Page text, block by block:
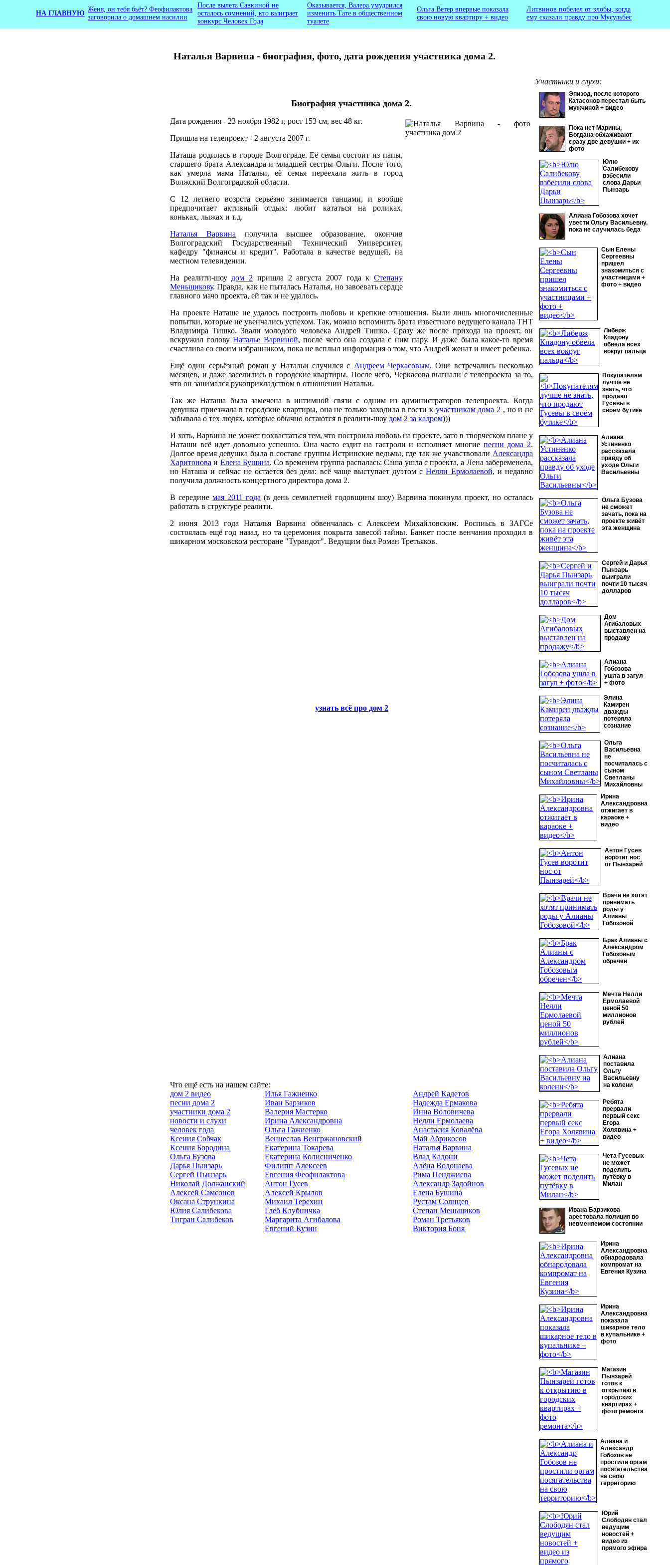
Наталья Варвина - биография, фото, дата рождения участника дома 2.
НА ГЛАВНУЮ
Женя, он тебя бьёт? Феофилактова
заговорила о домашнем насилии
После вылета Савкиной не
осталось сомнений, кто выиграет
конкурс Человек Года
Оказывается, Валера умудрился
изменить Тате в общественном
туалете
Ольга Ветер впервые показала
свою новую квартиру + видео
Литвинов побелел от злобы, когда
ему сказали правду про Мусульбес
Участники и слухи:
Эпизод, после которого
Катасонов перестал быть
мужчиной + видео
Пока нет Марины,
Богдана обхаживают
сразу две девушки + их
фото
Юлю
Салибекову
взбесили
слова Дарьи
Пынзарь
Алиана Гобозова хочет
увести Ольгу Васильевну,
пока не случилась беда
Сын Елены
Сергеевны
пришел
знакомиться с
участницами +
фото + видео
Либерж
Кпадону
обвела всех
вокруг пальца
Покупателям
лучше не
знать, что
продают
Гусевы в
своём бутике
Алиана
Устиненко
рассказала
правду об
уходе Ольги
Васильевны
Ольга Бузова
не сможет
зачать, пока на
проекте живёт
эта женщина
Сергей и Дарья
Пынзарь
выиграли
почти 10 тысяч
долларов
Дом
Агибаловых
выставлен на
продажу
Алиана
Гобозова
ушла в загул
+ фото
Элина
Камирен
дважды
потеряла
сознание
Ольга
Васильевна
не
посчиталась с
сыном
Светланы
Михайловны
Ирина
Александровна
отжигает в
караоке +
видео
Антон Гусев
воротит нос
от Пынзарей
Врачи не хотят
принимать
роды у
Алианы
Гобозовой
Брак Алианы с
Александром
Гобозовым
обречен
Мечта Нелли
Ермолаевой
ценой 50
миллионов
рублей
Алиана
поставила
Ольгу
Васильевну
на колени
Ребята
прервали
первый секс
Егора
Холявина +
видео
Чета Гусевых
не может
поделить
путёвку в
Милан
Ивана Барзикова
арестовала полиция во
невменяемом состоянии
Ирина
Александровна
обнародовала
компромат на
Евгения Кузина
Ирина
Александровна
показала
шикарное тело
в купальнике +
фото
Магазин
Пынзарей
готов к
открытию в
городских
квартирах +
фото ремонта
Алиана и
Александр
Гобозов не
простили оргам
посягательства
на свою
территорию
Юрий
Слободян стал
ведущим
новостей +
видео из
прямого эфира
Биография участника дома 2.
Дата рождения - 23 ноября 1982 г, рост 153 см, вес 48 кг.
Пришла на телепроект - 2 августа 2007 г.
Наташа родилась в городе Волгограде. Её семья состоит из папы,
старшего брата Александра и младшей сестры Ольги. После того,
как умерла мама Натальи, её семья переехала жить в город
Волжский Волгоградской области.
С 12 летнего возрста серьёзно занимается танцами, и вообще
предпочитает активный отдых: любит кататься на роликах,
коньках, лыжах и т.д.
Наталья Варвина получила высшее образование, окончив
Волгоградский Государственный Технический Университет,
кафедру "финансы и кредит". Работала в качестве ведущей, на
местном телевидении.
На реалити-шоу дом 2 пришла 2 августа 2007 года кСтепану
Меньщикову. Правда, как не пыталась Наталья, но завоевать сердце
главного мачо проекта, ей так и не удалось.
На проекте Наташе не удалось построить любовь и крепкие отношения. Были лишь многочисленные
попытки, которые не увенчались успехом. Так, можно вспомнить брата известного ведущего канала ТНТ
Владимира Тишко. Звали молодого человека Андрей Тишко. Сразу же после прихода на проект, он
вскружил головуНаталье Варвиной, после чего она создала с ним пару. И даже была какое-то время
счастлива со своим избранником, пока не всплыл информация о том, что Андрей женат и имеет ребенка.
Ещё один серьёзный роман у Натальи случился с Андреем Черкасовым. Они встречались несколько
месяцев, и даже заселились в городские квартиры. После чего, Черкасова выгнали с телепроекта за то,
что он занимался рукоприкладством в отношении Натальи.
Так же Наташа была замечена в интимной связи с одним из администраторов телепроекта. Когда
девушка приезжала в городские квартиры, она не только заходила в гости к участникам дома 2 , но и не
забывала о тех людях, которые обычно остаются в реалити-шоу дом 2 за кадром)))
И хоть, Варвина не может похвастаться тем, что построила любовь на проекте, зато в творческом плане у
Наташи всё идет довольно успешно. Она часто ездит на гастроли и исполняет многие песни дома 2.
Долгое время девушка была в составе группы Истринские ведьмы, где так же учавствовали Александра
Харитонова и Елена Бушина. Со временем группа распалась: Саша ушла с проекта, а Лена забеременела,
но Наташа и сейчас не остается без дела: всё чаще выступает дуэтом сНелли Ермолаевой, и недавно
получила должность концертного директора дома 2.
В серединемая 2011 года (в день семилетней годовщины шоу) Варвина покинула проект, но осталась
работать в структуре реалити.
2 июня 2013 года Наталья Варвина обвенчалась с Алексеем Михайловским. Роспиьсь в ЗАГСе
состоялась ещё год назад, но та церемония покрыта завесой тайны. Банкет после венчания проходил в
шикарном московском ресторане "Турандот". Ведущим был Роман Третьяков.
узнать всё про дом 2
Что ещё есть на нашем сайте:
дом 2 видео
песни дома 2
участники дома 2
новости и слухи
человек года
Ксения Собчак
Ксения Бородина
Ольга Бузова
Дарья Пынзарь
Сергей Пынзарь
Николай Должанский
Алексей Самсонов
Оксана Стрункина
Юлия Салибекова
Тигран Салибеков
Илья Гажиенко
Иван Барзиков
Валерия Мастерко
Ирина Александровна
Ольга Гажиенко
Венцеслав Венгржановский
Екатерина Токарева
Екатерина Колисниченко
Филипп Алексеев
Евгения Феофилактова
Антон Гусев
Алексей Крылов
Михаил Терехин
Глеб Клубничка
Маргарита Агибалова
Евгений Кузин
Андрей Кадетов
Надежда Ермакова
Инна Воловичева
Нелли Ермолаева
Анастасия Ковалёва
Май Абрикосов
Наталья Варвина
Влад Кадони
Алёна Водонаева
Рима Пенджиева
Александр Задойнов
Елена Бушина
Рустам Солнцев
Степан Меньщиков
Роман Третьяков
Виктория Боня